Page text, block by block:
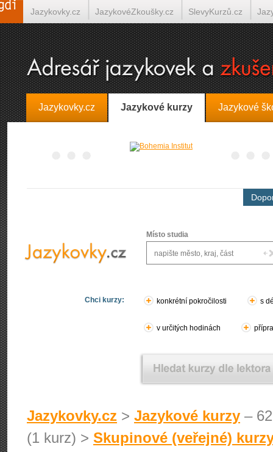
Jazykovky.cz Jazykové kurzy Jazykové
Místo studia
Chci kurzy: konkrétní pokročilosti s
v určitých hodinách
Jazykovky.cz > Jazykové kurzy –
(1 kurz) > Skupinové (veřejné)
Jazykovky.cz JazykovéZkoušky.cz SlevyKurzů.cz
Španělština on-line Italština on-line Tlumočení-